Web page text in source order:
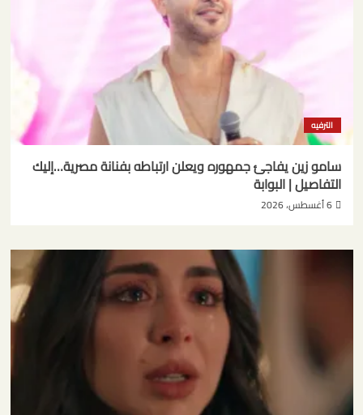
الترفيه
سامو زين يفاجئ جمهوره ويعلن ارتباطه بفنانة مصرية…إليك
التفاصيل | البوابة
6 أغسطس، 2026